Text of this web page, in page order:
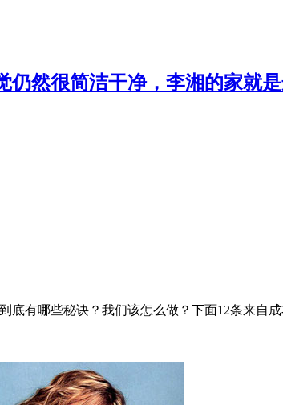
然很简洁干净，李湘的家就是
有哪些秘诀？我们该怎么做？下面12条来自